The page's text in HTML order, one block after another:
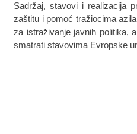
Sadržaj, stavovi i realizacija
zaštitu i pomoć tražiocima
za istraživanje javnih politika,
smatrati stavovima Evropske